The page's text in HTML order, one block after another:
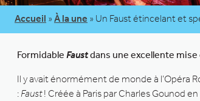
Accueil » À la une » Un Faust étincelant et
Formidable Faustdans une excellente
Il y avait énormément de monde à l’Opéra
: Faust! Créée à Paris par Charles Gounod